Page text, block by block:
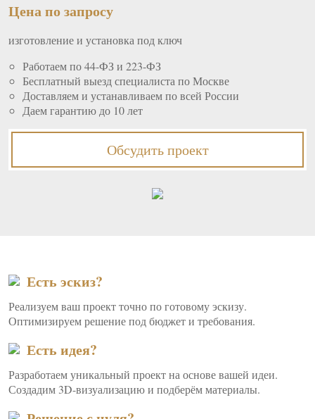
Цена по запросу
изготовление и установка под ключ
Работаем по 44-ФЗ и 223-ФЗ
Бесплатный выезд специалиста по Москве
Доставляем и устанавливаем по всей России
Даем гарантию до 10 лет
Обсудить проект
Есть эскиз?
Реализуем ваш проект точно по готовому эскизу.
Оптимизируем решение под бюджет и требования.
Есть идея?
Разработаем уникальный проект на основе вашей идеи.
Создадим 3D-визуализацию и подберём материалы.